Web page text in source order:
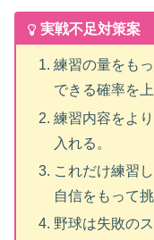
実戦不足対策案
練習の量をも
できる確率を上
練習内容をよ
入れる。
これだけ練習
自信をもって
野球は失敗の